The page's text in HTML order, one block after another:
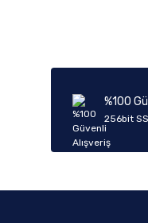
Ürün fiyatı diğer
Bu ürüne benzer
%100
256bit